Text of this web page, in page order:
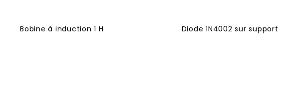
Bobine à induction 1 H Diode 1N4002 sur support